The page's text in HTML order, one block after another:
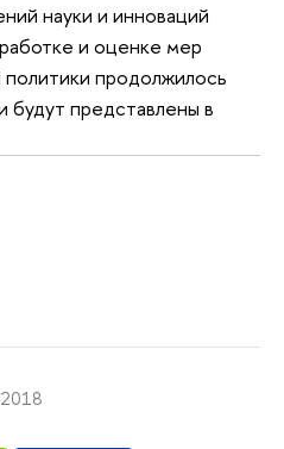
науки и инноваций
и оценке мер
продолжилось
будут представлены в